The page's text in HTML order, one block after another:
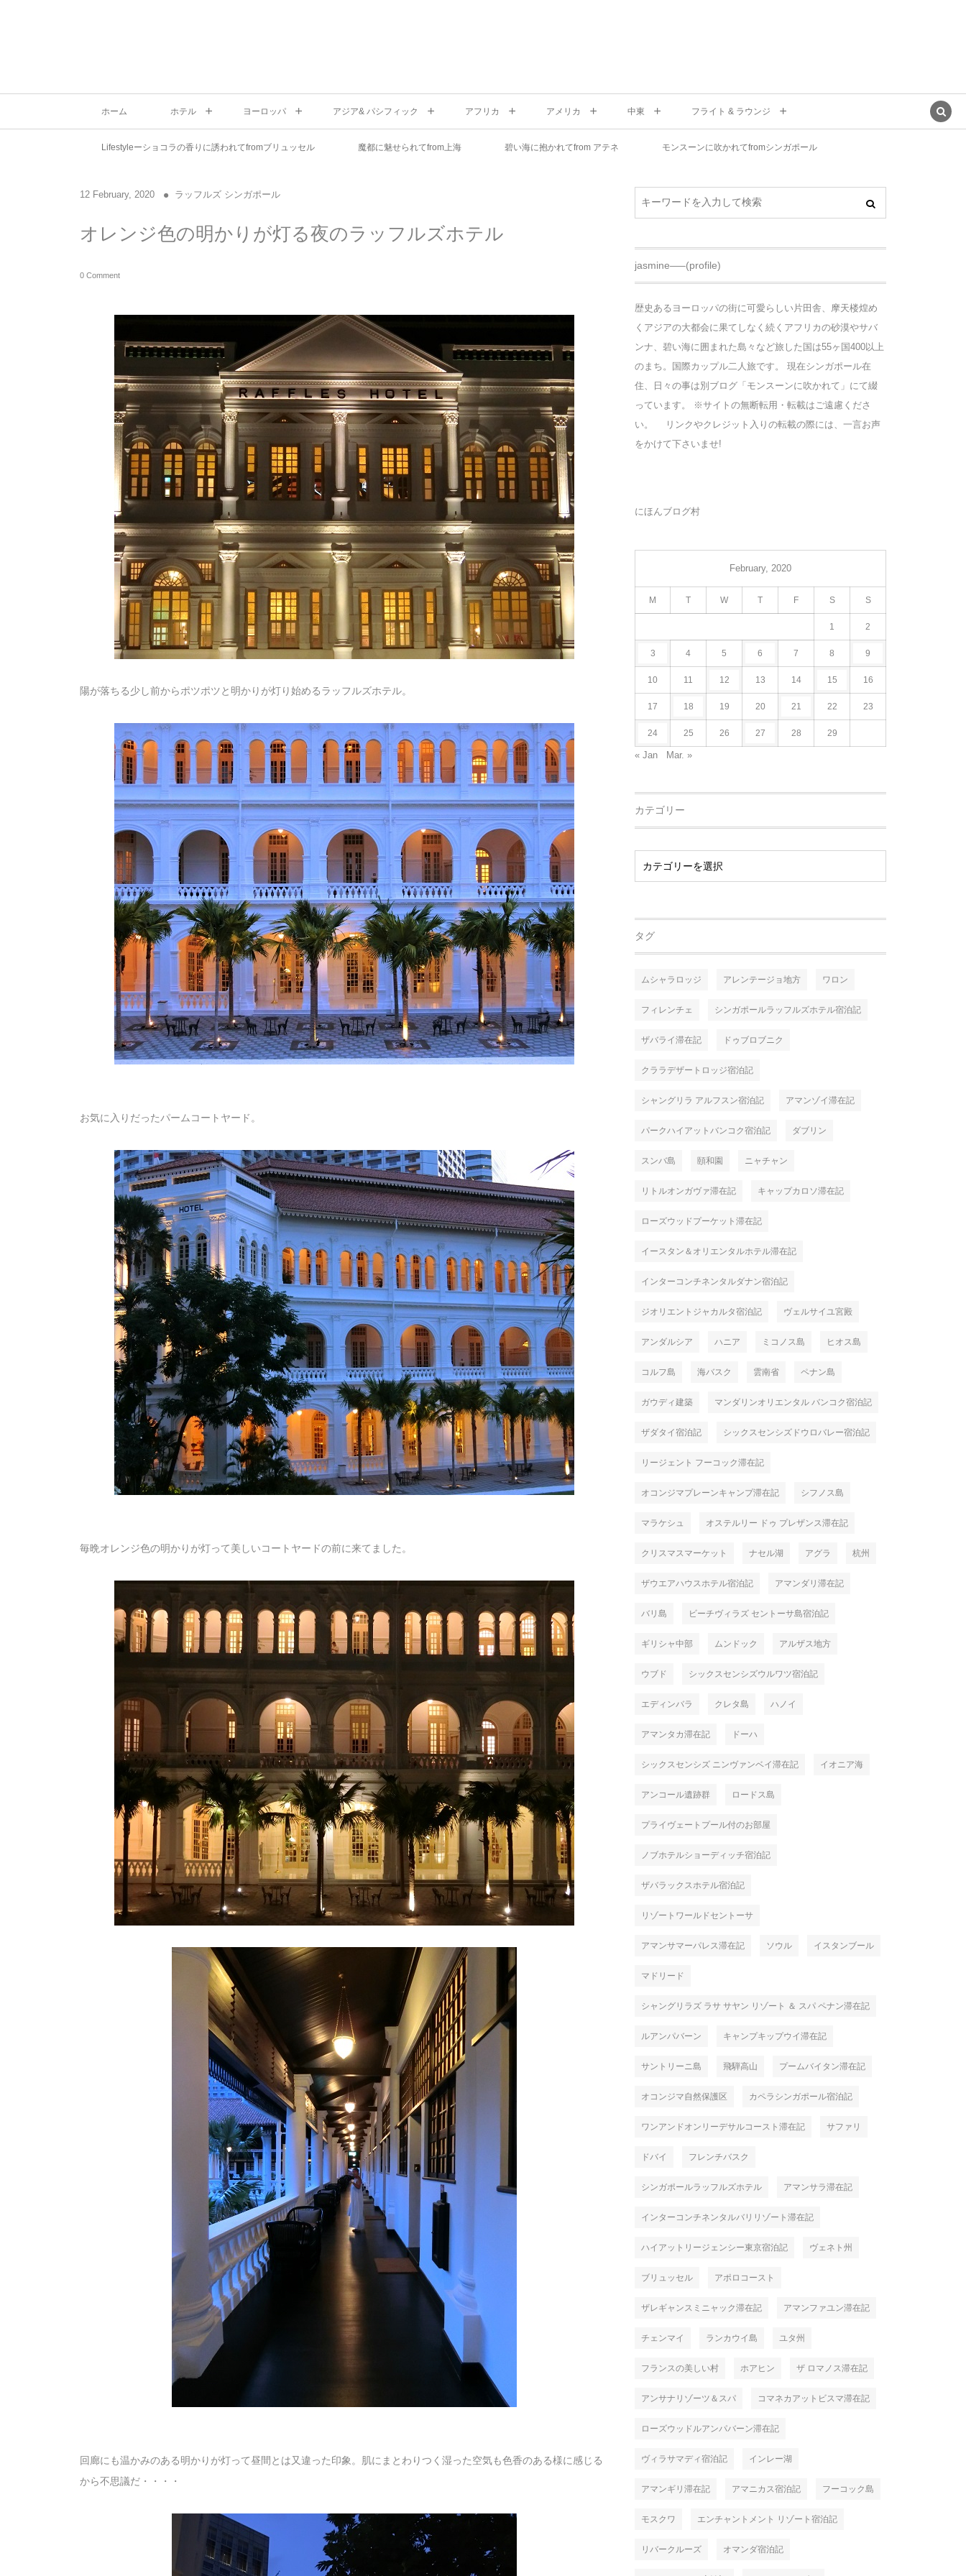
ホーム ホテル ヨーロッパ アジア& パシフィック アフリカ アメリカ 中東 フライト & ラウンジ
Lifestyleーショコラの香りに誘われてfromブリュッセル 魔都に魅せられてfrom上海 碧い海に抱かれてfrom アテネ モンスーンに吹かれてfromシンガポール
12 February, 2020 ラッフルズ シンガポール
オレンジ色の明かりが灯る夜のラッフルズホテル
0 Comment
陽が落ちる少し前からポツポツと明かりが灯り始めるラッフルズホテル。
お気に入りだったパームコートヤード。
毎晩オレンジ色の明かりが灯って美しいコートヤードの前に来てました。
回廊にも温かみのある明かりが灯って昼間とは又違った印象。肌にまとわりつく湿った空気も色香のある様に感じる
から不思議だ・・・・
jasmine—–(profile)
歴史あるヨーロッパの街に可愛らしい片田舎、摩天楼煌め
くアジアの大都会に果てしなく続くアフリカの砂漠やサバ
ンナ、碧い海に囲まれた島々など旅した国は55ヶ国400以上
のまち。国際カップル二人旅です。 現在シンガポール在
住、日々の事は別ブログ「モンスーンに吹かれて」にて綴
っています。 ※サイトの無断転用・転載はご遠慮くださ
い。 リンクやクレジット入りの転載の際には、一言お声
をかけて下さいませ!
にほんブログ村
February, 2020
M T W T F S S
1 2
3 4 5 6 7 8 9
10 11 12 13 14 15 16
17 18 19 20 21 22 23
24 25 26 27 28 29
« Jan Mar. »
カテゴリー
タグ
ムシャラロッジ アレンテージョ地方 ワロン
フィレンチェ シンガポールラッフルズホテル宿泊記
ザバライ滞在記 ドゥブロブニク
クララデザートロッジ宿泊記
シャングリラ アルフスン宿泊記 アマンゾイ滞在記
パークハイアットバンコク宿泊記 ダブリン
スンバ島 頤和園 ニャチャン
リトルオンガヴァ滞在記 キャップカロソ滞在記
ローズウッドプーケット滞在記
イースタン＆オリエンタルホテル滞在記
インターコンチネンタルダナン宿泊記
ジオリエントジャカルタ宿泊記 ヴェルサイユ宮殿
アンダルシア ハニア ミコノス島 ヒオス島
コルフ島 海バスク 雲南省 ペナン島
ガウディ建築 マンダリンオリエンタル バンコク宿泊記
ザダタイ宿泊記 シックスセンシズドウロバレー宿泊記
リージェント フーコック滞在記
オコンジマプレーンキャンプ滞在記 シフノス島
マラケシュ オステルリー ドゥ プレザンス滞在記
クリスマスマーケット ナセル湖 アグラ 杭州
ザウエアハウスホテル宿泊記 アマンダリ滞在記
バリ島 ビーチヴィラズ セントーサ島宿泊記
ギリシャ中部 ムンドック アルザス地方
ウブド シックスセンシズウルワツ宿泊記
エディンバラ クレタ島 ハノイ
アマンタカ滞在記 ドーハ
シックスセンシズ ニンヴァンベイ滞在記 イオニア海
アンコール遺跡群 ロードス島
プライヴェートプール付のお部屋
ノブホテルショーディッチ宿泊記
ザバラックスホテル宿泊記
リゾートワールドセントーサ
アマンサマーパレス滞在記 ソウル イスタンブール
マドリード
シャングリラズ ラサ サヤン リゾート ＆ スパ ペナン滞在記
ルアンパバーン キャンプキップウイ滞在記
サントリーニ島 飛騨高山 プームバイタン滞在記
オコンジマ自然保護区 カペラシンガポール宿泊記
ワンアンドオンリーデサルコースト滞在記 サファリ
ドバイ フレンチバスク
シンガポールラッフルズホテル アマンサラ滞在記
インターコンチネンタルバリリゾート滞在記
ハイアットリージェンシー東京宿泊記 ヴェネト州
ブリュッセル アポロコースト
ザレギャンスミニャック滞在記 アマンファユン滞在記
チェンマイ ランカウイ島 ユタ州
フランスの美しい村 ホアヒン ザ ロマノス滞在記
アンサナリゾーツ＆スパ コマネカアットビスマ滞在記
ローズウッドルアンパバーン滞在記
ヴィラサマディ宿泊記 インレー湖
アマンギリ滞在記 アマニカス宿泊記 フーコック島
モスクワ エンチャントメント リゾート宿泊記
リバークルーズ オマンダ宿泊記